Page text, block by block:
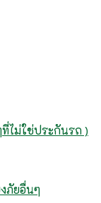
ไม่ใช่ประกันรถ )
ภัยอื่นๆ